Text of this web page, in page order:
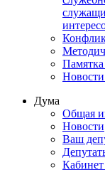
Дума
Общая
Новости
Ваш
Кабинет